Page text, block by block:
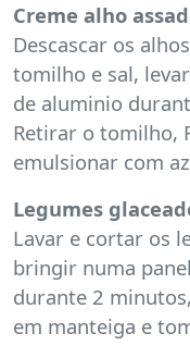
Creme alho
Descascar os
tomilho e sal,
de aluminio
Retirar o tomilho,
emulsionar com
Legumes
Lavar e cortar os
bringir numa
durante 2
em manteiga e